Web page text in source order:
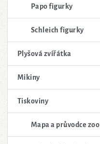
Papo figurky
Schleich figurky
Plyšová zvířátka
Mikiny
Tiskoviny
Mapa a průvodce zoo